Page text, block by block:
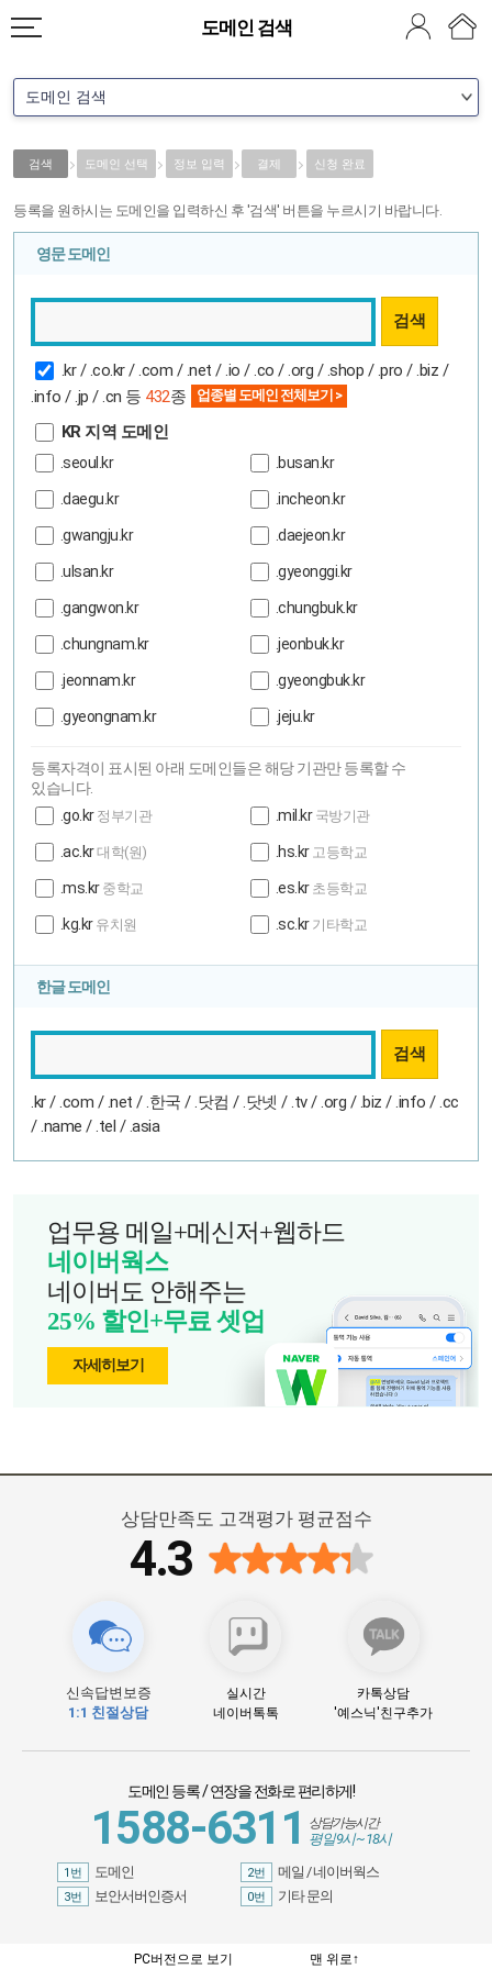
도메인 검색
검색 도메인 선택 정보 입력 결제 신청 완료
등록을 원하시는 도메인을 입력하신 후 '검색' 버튼을 누르시기 바랍니다.
영문 도메인
.kr / .co.kr / .com / .net / .io / .co / .org / .shop / .pro / .biz /
.info / .jp / .cn 등 432종
KR 지역 도메인
.seoul.kr .busan.kr
.daegu.kr .incheon.kr
.gwangju.kr .daejeon.kr
.ulsan.kr .gyeonggi.kr
.gangwon.kr .chungbuk.kr
.chungnam.kr .jeonbuk.kr
.jeonnam.kr .gyeongbuk.kr
.gyeongnam.kr .jeju.kr
등록자격이 표시된 아래 도메인들은 해당 기관만 등록할 수
있습니다.
.go.kr 정부기관 .mil.kr 국방기관
.ac.kr대학(원) .hs.kr 고등학교
.ms.kr 중학교 .es.kr 초등학교
.kg.kr 유치원 .sc.kr 기타학교
한글 도메인
.kr / .com / .net / .한국 / .닷컴 / .닷넷 / .tv / .org / .biz / .info / .cc
/ .name / .tel / .asia
업무용 메일+메신저+웹하드
네이버웍스
네이버도 안해주는
25% 할인+무료 셋업
자세히보기
상담만족도 고객평가 평균점수
4.3
신속답변보증
1:1 친절상담
실시간
네이버톡톡
카톡상담
'예스닉'친구추가
도메인 등록 / 연장을 전화로 편리하게!
1588-6311 상담가능시간
평일 9시 ~ 18시
1번 도메인 2번 메일 / 네이버웍스
3번 보안서버인증서 0번 기타 문의
PC버전으로 보기 맨 위로↑